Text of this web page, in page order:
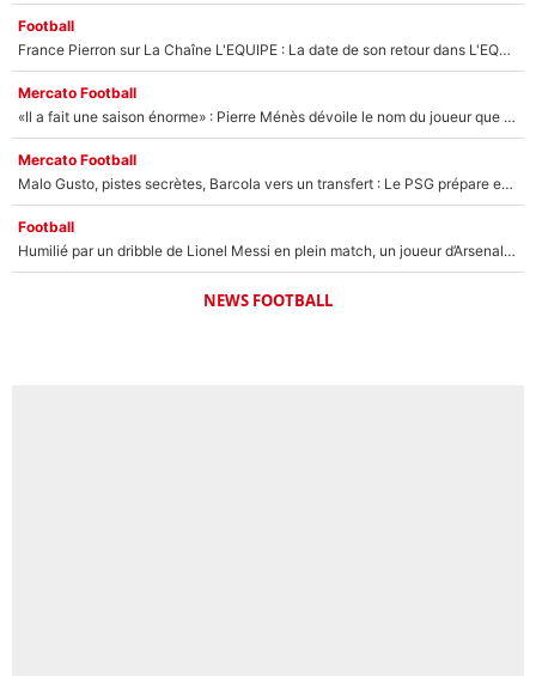
Football
France Pierron sur La Chaîne L'EQUIPE : La date de son retour dans L'EQUIPE de Choc est connue... et c'était très attendu
Mercato Football
«Il a fait une saison énorme» : Pierre Ménès dévoile le nom du joueur que l’OM devait absolument recruter cet été, l’IA valide la piste !
Mercato Football
Malo Gusto, pistes secrètes, Barcola vers un transfert : Le PSG prépare encore des surprises sur le mercato
Football
Humilié par un dribble de Lionel Messi en plein match, un joueur d’Arsenal a changé de coiffure pour passer incognito !
NEWS FOOTBALL